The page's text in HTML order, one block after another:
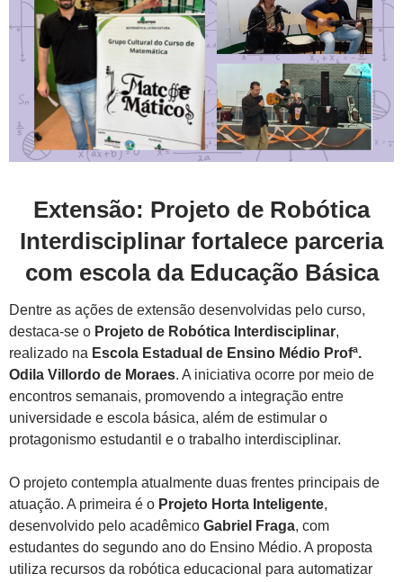
Extensão: Projeto de Robótica
Interdisciplinar fortalece parceria
com escola da Educação Básica
Dentre as ações de extensão desenvolvidas pelo curso,
destaca-se o Projeto de Robótica Interdisciplinar,
realizado na Escola Estadual de Ensino Médio Profª.
Odila Villordo de Moraes. A iniciativa ocorre por meio de
encontros semanais, promovendo a integração entre
universidade e escola básica, além de estimular o
protagonismo estudantil e o trabalho interdisciplinar.
O projeto contempla atualmente duas frentes principais de
atuação. A primeira é o Projeto Horta Inteligente,
desenvolvido pelo acadêmico Gabriel Fraga, com
estudantes do segundo ano do Ensino Médio. A proposta
utiliza recursos da robótica educacional para automatizar